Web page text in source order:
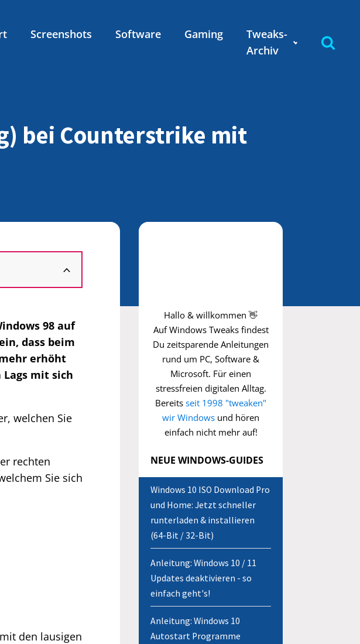
Screenshots Software Gaming
Tweaks-
Archiv
bei Counterstrike mit
98 auf
dass beim
erhöht
mit sich
welchen Sie
rechten
Sie sich
den lausigen
Hallo & willkommen 👋
Auf Windows Tweaks findest
Du zeitsparende Anleitungen
rund um PC, Software &
Microsoft. Für einen
stressfreien digitalen Alltag.
Bereits seit 1998 "tweaken"
wir Windows und hören
einfach nicht mehr auf!
NEUE WINDOWS-GUIDES
Windows 10 ISO Download Pro
und Home: Jetzt schneller
runterladen & installieren
(64-Bit / 32-Bit)
Anleitung: Windows 10 / 11
Updates deaktivieren - so
einfach geht's!
Anleitung: Windows 10
Autostart Programme